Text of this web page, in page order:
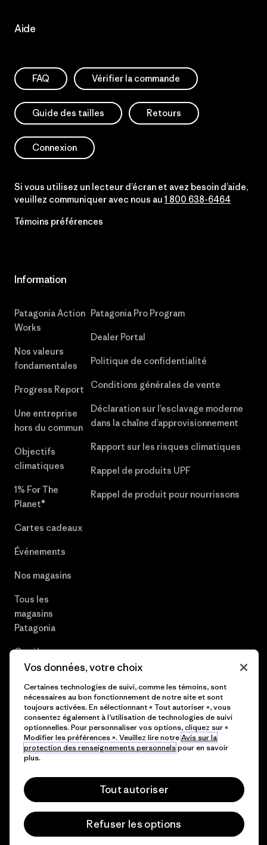
Aide
FAQ Vérifier la commande
Guide des tailles Retours
Connexion
Si vous utilisez un lecteur d’écran et avez besoin d’aide,
veuillez communiquer avec nous au 1 800 638-6464
Témoins préférences
Information
Patagonia Action
Works
Nos valeurs
fondamentales
Progress Report
Une entreprise
hors du commun
Objectifs
climatiques
1% For The
Planet®
Cartes cadeaux
Événements
Nos magasins
Tous les
magasins
Patagonia
Carrières
Plan du site
Patagonia Pro Program
Dealer Portal
Politique de confidentialité
Conditions générales de vente
Déclaration sur l’esclavage moderne
dans la chaîne d’approvisionnement
Rapport sur les risques climatiques
Rappel de produits UPF
Rappel de produit pour nourrissons
© 2026 Patagonia, Inc. All Rights Reserved.
Vos données, votre choix
Certaines technologies de suivi, comme les témoins, sont
nécessaires au bon fonctionnement de notre site et sont
toujours activées. En sélectionnant « Tout autoriser », vous
consentez également à l’utilisation de technologies de suivi
optionnelles. Pour personnaliser vos options, cliquez sur «
Modifier les préférences ». Veuillez lire notreAvis sur la
protection des renseignements personnelspour en savoir
plus.
Tout autoriser
Refuser les options